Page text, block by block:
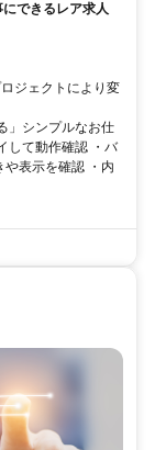
できるレア求人
ジェクトにより変
」シンプルなお仕
して動作確認 ・バ
や表示を確認 ・内